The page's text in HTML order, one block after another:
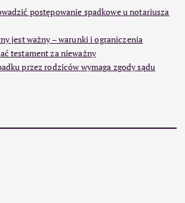
postępowanie spadkowe u notariusza
jest ważny – warunki i ograniczenia
testament za nieważny
przez rodziców wymaga zgody sądu